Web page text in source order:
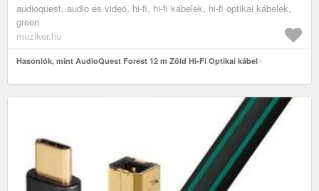
audioquest, audio és videó, hi-fi, hi-fi kábelek, hi-fi optikai kábelek,
green
muziker.hu
Hasonlók, mint AudioQuest Forest 12 m Zöld Hi-Fi Optikai kábel